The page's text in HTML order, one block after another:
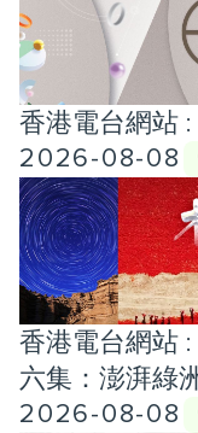
香港電台網站
2026-08-08
香港電台網站
六集：澎湃綠
2026-08-08